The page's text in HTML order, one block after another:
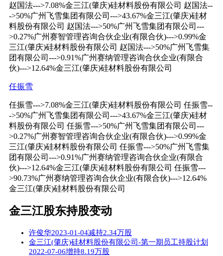
赵国法--->7.08%金三江(肇庆)硅材料股份有限公司 赵国法--
->50%广州飞雪集团有限公司--->43.67%金三江(肇庆)硅材
料股份有限公司 赵国法--->50%广州飞雪集团有限公司---
>0.27%广州赛智管理咨询合伙企业(有限合伙)--->0.99%金
三江(肇庆)硅材料股份有限公司 赵国法--->50%广州飞雪集
团有限公司--->0.91%广州赛纳管理咨询合伙企业(有限合
伙)--->12.64%金三江(肇庆)硅材料股份有限公司
任振雪
任振雪--->7.08%金三江(肇庆)硅材料股份有限公司 任振雪--
->50%广州飞雪集团有限公司--->43.67%金三江(肇庆)硅材
料股份有限公司 任振雪--->50%广州飞雪集团有限公司---
>0.27%广州赛智管理咨询合伙企业(有限合伙)--->0.99%金
三江(肇庆)硅材料股份有限公司 任振雪--->50%广州飞雪集
团有限公司--->0.91%广州赛纳管理咨询合伙企业(有限合
伙)--->12.64%金三江(肇庆)硅材料股份有限公司 任振雪---
>90.73%广州赛纳管理咨询合伙企业(有限合伙)--->12.64%
金三江(肇庆)硅材料股份有限公司
金三江股东持股变动
许俊华2023-01-04减持2.34万股
金三江(肇庆)硅材料股份有限公司-第一期员工持股计划
2022-07-06增持8.19万股